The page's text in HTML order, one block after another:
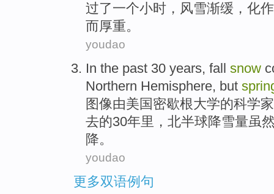
过了一个小时 ， 风雪渐缓，化
而厚重。
youdao
In the past 30 years, fall snow
Northern Hemisphere, but
图像由美国密歇根大学的科学
去的30年里 ， 北半球降雪量虽
降。
youdao
更多双语例句